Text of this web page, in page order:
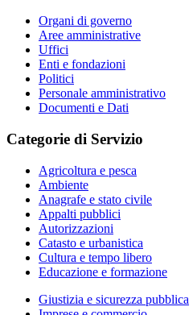
Organi di governo
Aree amministrative
Uffici
Enti e fondazioni
Politici
Personale amministrativo
Documenti e Dati
Categorie di Servizio
Agricoltura e pesca
Ambiente
Anagrafe e stato civile
Appalti pubblici
Autorizzazioni
Catasto e urbanistica
Cultura e tempo libero
Educazione e formazione
Giustizia e sicurezza pubblica